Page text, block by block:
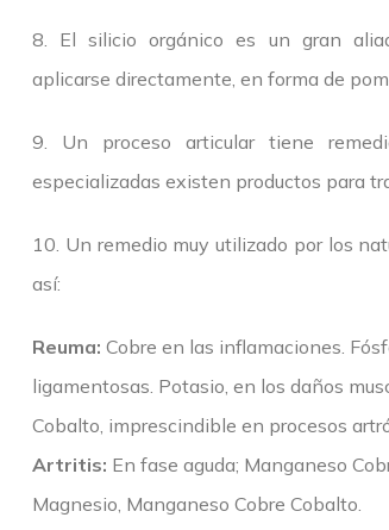
8. El silicio orgánico es un gran
aplicarse directamente, en forma de
9. Un proceso articular tiene
especializadas existen productos para
10. Un remedio muy utilizado por los
así:
Reuma: Cobre en las inflamaciones.
ligamentosas. Potasio, en los daños
Cobalto, imprescindible en procesos
Artritis: En fase aguda; Manganeso
Magnesio, Manganeso Cobre Cobalto.